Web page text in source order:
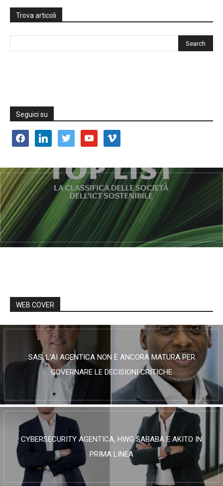
Trova articoli
Seguici su
facebooklinkedin twitter youtube vimeo
WEB COVER
SAS, L’AI AGENTICA NON È ANCORA MATURA PER
GOVERNARE LE DECISIONI CRITICHE
CYBERSECURITY AGENTICA, HWG SABABA E AKITO IN
PRIMA LINEA